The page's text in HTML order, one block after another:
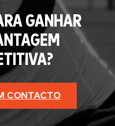
GANHAR
CONTACTO